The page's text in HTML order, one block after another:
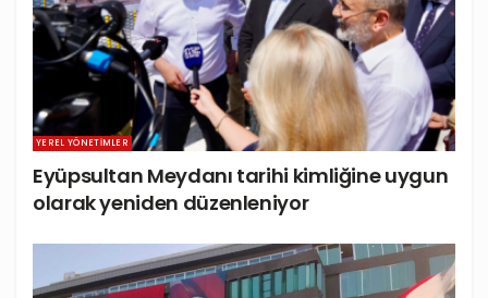
YEREL YÖNETIMLER
Eyüpsultan Meydanı tarihi kimliğine uygun
olarak yeniden düzenleniyor